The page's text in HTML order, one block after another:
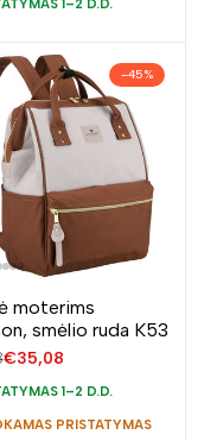
1–2 D.D.
–45%
moterims
smėlio ruda K53
Pardavimo
€35,08
1–2 D.D.
PRISTATYMAS